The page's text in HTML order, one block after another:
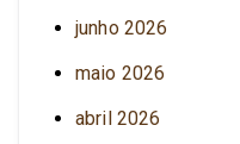
junho 2026
maio 2026
abril 2026